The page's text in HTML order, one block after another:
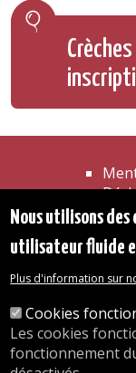
Les
©
Rue
Nous utilisons
utilisateur fluide
Plus d'information sur
Cookies
Les cookies
fonctionnement